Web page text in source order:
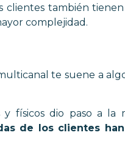
también
complejidad.
te suene a
físicos dio paso a la
de los clientes